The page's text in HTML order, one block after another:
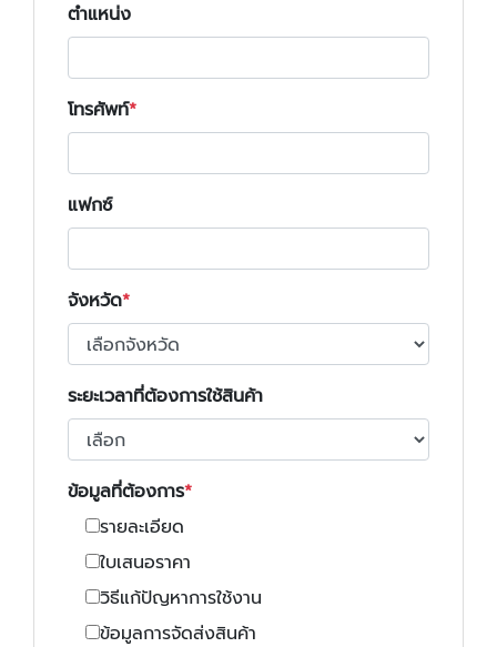
ตำแหน่ง
โทรศัพท์
แฟกซ์
จังหวัด
ระยะเวลาที่ต้องการใช้สินค้า
ข้อมูลที่ต้องการ
รายละเอียด
ใบเสนอราคา
วิธีแก้ปัญหาการใช้งาน
ข้อมูลการจัดส่งสินค้า